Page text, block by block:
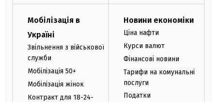
Мобілізація в
Україні
Звільнення з військової
служби
Мобілізація 50+
Мобілізація жінок
Контракт для 18-24-
Новини економіки
Ціна нафти
Курси валют
Фінансові новини
Тарифи на комунальні
послуги
Податки